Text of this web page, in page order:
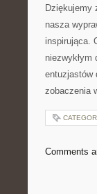
Dziękujemy
‌nasza⁢
inspirująca.
entuzjastów
zobaczenia
Comments